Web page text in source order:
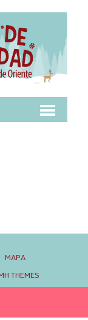
MAPA
THEMES